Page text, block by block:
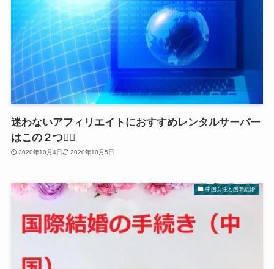
迷わないアフィリエイトにおすすめレンタルサーバー
はこの２つ２⃣
2020年10月4日 2020年10月5日
中国女性と国際結婚